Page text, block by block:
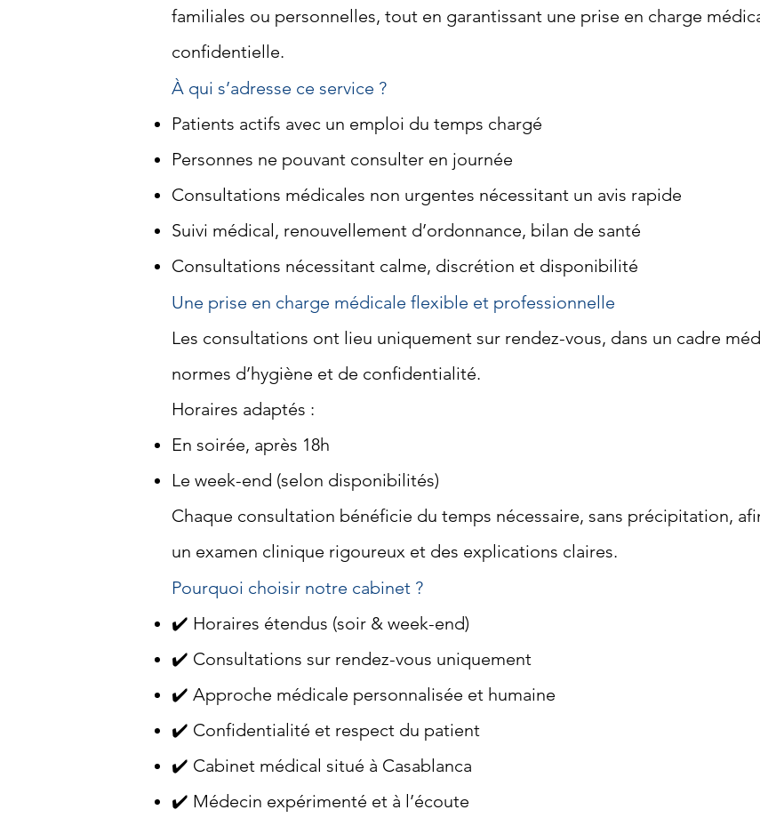
familiales ou personnelles, tout en garantissant une prise en charge
confidentielle.
À qui s’adresse ce service ?
Patients actifs avec un emploi du temps chargé
Personnes ne pouvant consulter en journée
Consultations médicales non urgentes nécessitant un avis rapide
Suivi médical, renouvellement d’ordonnance, bilan de santé
Consultations nécessitant calme, discrétion et disponibilité
Une prise en charge médicale flexible et professionnelle
Les consultations ont lieu uniquement sur rendez-vous, dans un cadre
normes d’hygiène et de confidentialité.
Horaires adaptés :
En soirée, après 18h
Le week-end (selon disponibilités)
Chaque consultation bénéficie du temps nécessaire, sans précipitation,
un examen clinique rigoureux et des explications claires.
Pourquoi choisir notre cabinet ?
✔️ Horaires étendus (soir & week-end)
✔️ Consultations sur rendez-vous uniquement
✔️ Approche médicale personnalisée et humaine
✔️ Confidentialité et respect du patient
✔️ Cabinet médical situé à Casablanca
✔️ Médecin expérimenté et à l’écoute